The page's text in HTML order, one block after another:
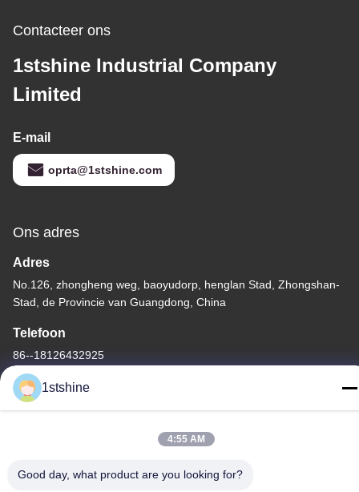
Contacteer ons
1stshine Industrial Company
Limited
E-mail
oprta@1stshine.com
Ons adres
Adres
No.126, zhongheng weg, baoyudorp, henglan Stad, Zhongshan-
Stad, de Provincie van Guangdong, China
Telefoon
86--18126432925
Privacybeleid|Sitemap
De Goede Kwaliteit van China Verre LEIDENE Plafondventilator
1stshine
4:55 AM
Good day, what product are you looking for?